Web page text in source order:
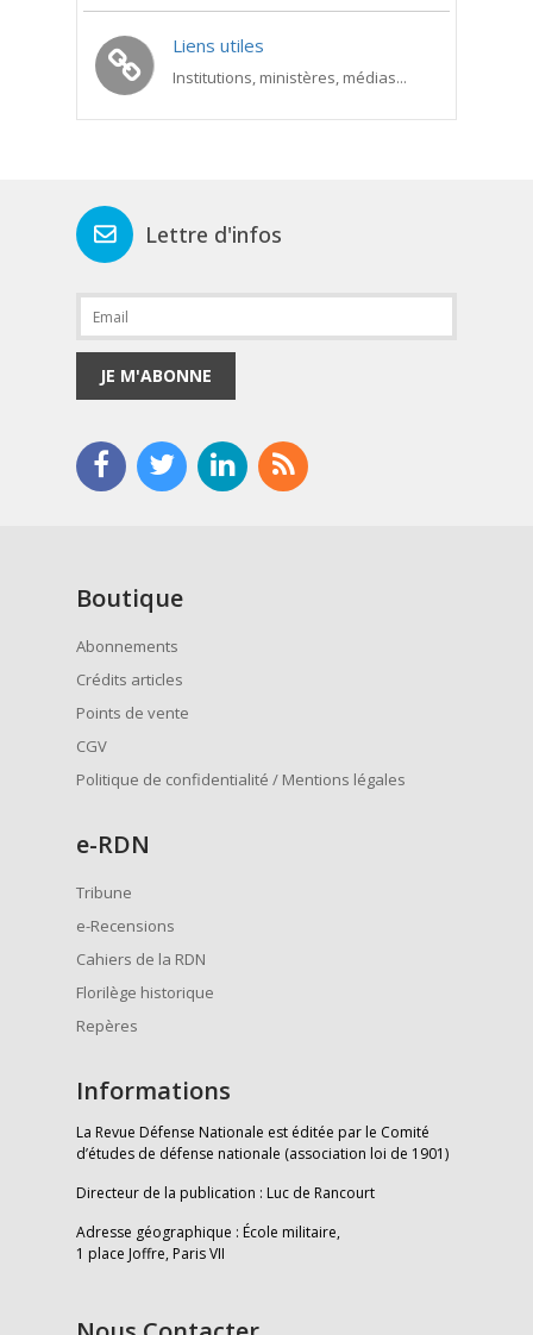
Liens utiles
Institutions, ministères, médias...
Lettre d'infos
JE M'ABONNE
Boutique
Abonnements
Crédits articles
Points de vente
CGV
Politique de confidentialité / Mentions légales
e-RDN
Tribune
e-Recensions
Cahiers de la RDN
Florilège historique
Repères
Informations
La Revue Défense Nationale est éditée par le Comité
d’études de défense nationale (association loi de 1901)
Directeur de la publication : Luc de Rancourt
Adresse géographique : École militaire,
1 place Joffre, Paris VII